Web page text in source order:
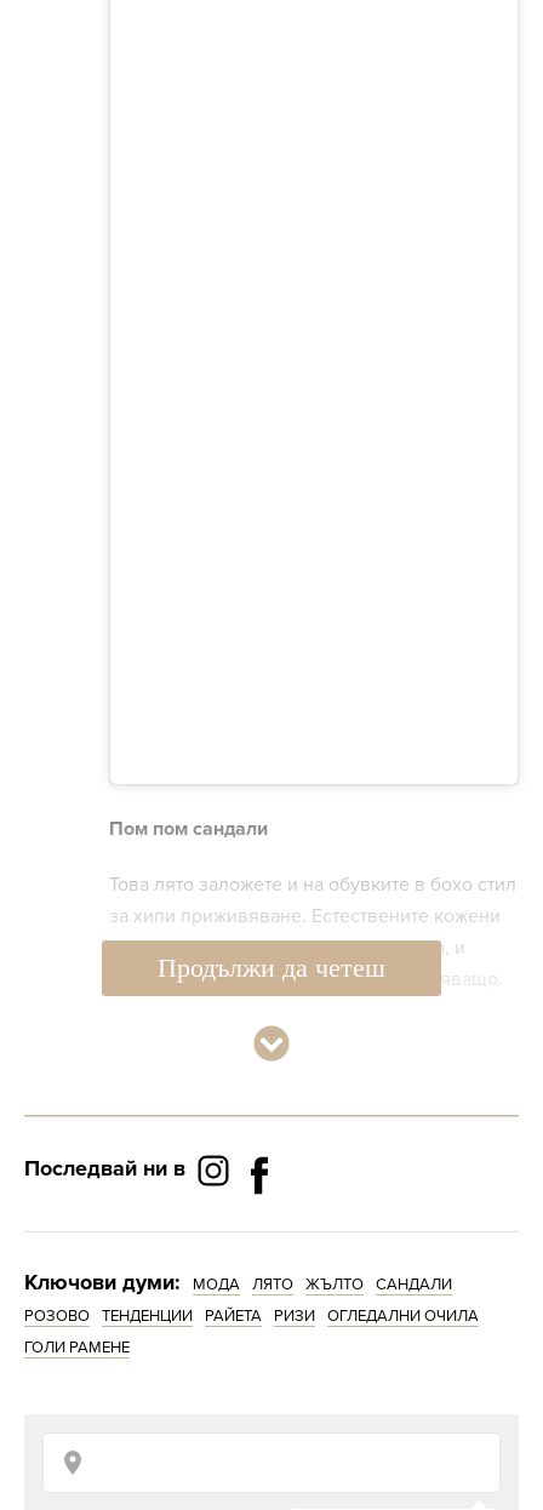
Пом пом сандали
Това лято заложете и на обувките в бохо стил
за хипи приживяване. Естествените кожени
сандали, покрити с помпони, мъниста, и
цветни конци стоят наистина впечатляващо.
Продължи да четеш
Последвай ни в
Ключови думи: МОДА ЛЯТО ЖЪЛТО
САНДАЛИ
РОЗОВО
ТЕНДЕНЦИИ РАЙЕТА РИЗИ
ОГЛЕДАЛНИ ОЧИЛА
ГОЛИ РАМЕНЕ